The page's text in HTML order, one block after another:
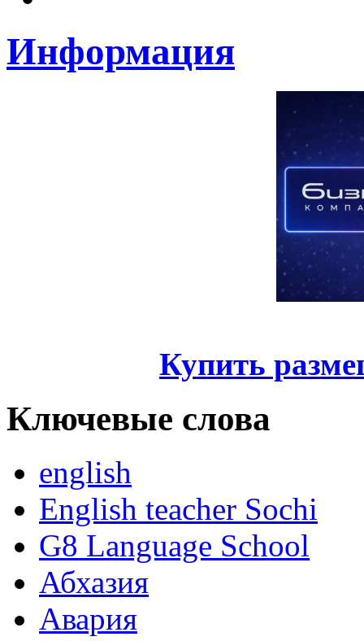
Информация
Купить
Ключевые слова
english
English teacher Sochi
G8 Language School
Абхазия
Авария